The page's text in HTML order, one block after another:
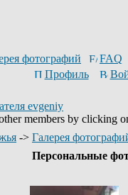
фотографий
FAQ
Профиль
evgeniy
members by clicking
-> Галерея
Персональные